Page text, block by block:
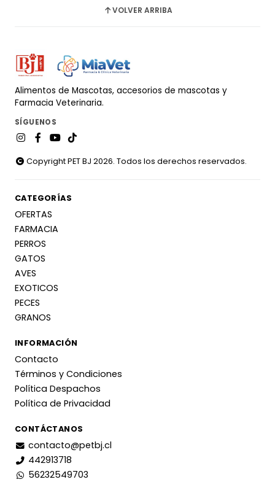
VOLVER ARRIBA
Alimentos de Mascotas, accesorios de mascotas y
Farmacia Veterinaria.
SÍGUENOS
Copyright PET BJ 2026. Todos los derechos reservados.
CATEGORÍAS
OFERTAS
FARMACIA
PERROS
GATOS
AVES
EXOTICOS
PECES
GRANOS
INFORMACIÓN
Contacto
Términos y Condiciones
Política Despachos
Política de Privacidad
CONTÁCTANOS
contacto@petbj.cl
442913718
56232549703